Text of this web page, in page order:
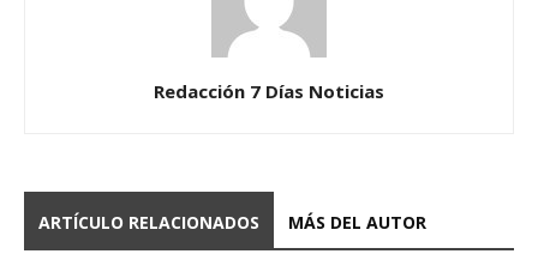
Redacción 7 Días Noticias
ARTÍCULO RELACIONADOS MÁS DEL AUTOR